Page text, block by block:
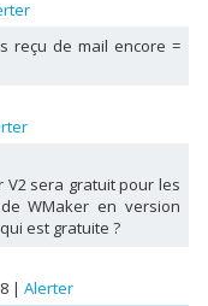
reçu de mail encore =
sera gratuit pour les
WMaker en version
est gratuite ?
| Alerter